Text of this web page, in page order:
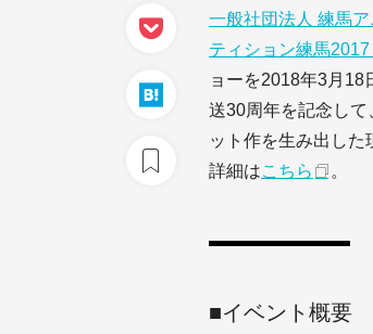
一般社団法人 練馬
ティション練馬2017
ョーを2018年3月
送30周年を記念し
ット作を生み出した
詳細はこちら 。
■イベント概要